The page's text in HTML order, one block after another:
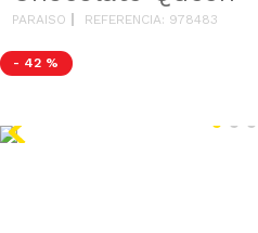
PARAISO REFERENCIA: 978483
- 42 %